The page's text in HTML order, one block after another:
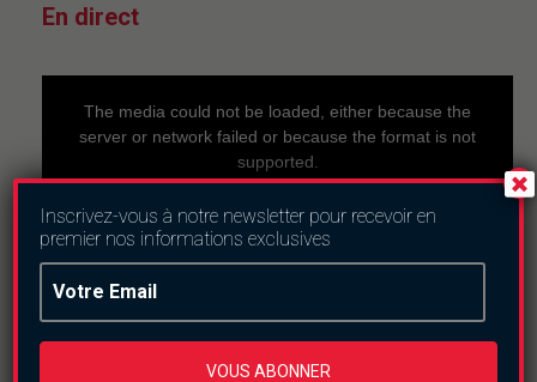
En direct
The media could not be loaded, either because the
server or network failed or because the format is not
supported.
Inscrivez-vous à notre newsletter pour recevoir en
premier nos informations exclusives
VOUS ABONNER